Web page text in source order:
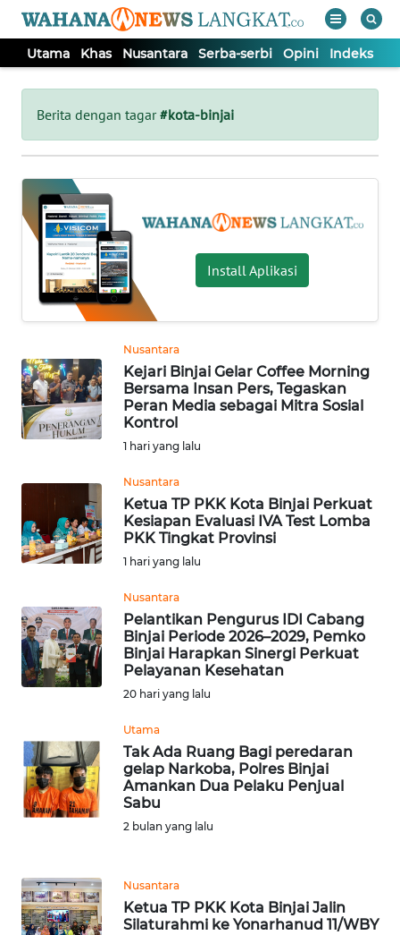
Utama Khas Nusantara Serba-serbi Opini Indeks
Berita dengan tagar#kota-binjai
Install Aplikasi
Nusantara
Kejari Binjai Gelar Coffee Morning
Bersama Insan Pers, Tegaskan
Peran Media sebagai Mitra Sosial
Kontrol
1 hari yang lalu
Nusantara
Ketua TP PKK Kota Binjai Perkuat
Kesiapan Evaluasi IVA Test Lomba
PKK Tingkat Provinsi
1 hari yang lalu
Nusantara
Pelantikan Pengurus IDI Cabang
Binjai Periode 2026–2029, Pemko
Binjai Harapkan Sinergi Perkuat
Pelayanan Kesehatan
20 hari yang lalu
Utama
Tak Ada Ruang Bagi peredaran
gelap Narkoba, Polres Binjai
Amankan Dua Pelaku Penjual
Sabu
2 bulan yang lalu
Nusantara
Ketua TP PKK Kota Binjai Jalin
Silaturahmi ke Yonarhanud 11/WBY
Tutup
UTAMA
KHAS
NUSANTARA
SERBA-
SERBI
OPINI
Informasi
BERITA
KONTAK
KAMI
IKLAN
TENTANG
KAMI
MEDIA
SIBER
REDAKSI
DISCLAIMER